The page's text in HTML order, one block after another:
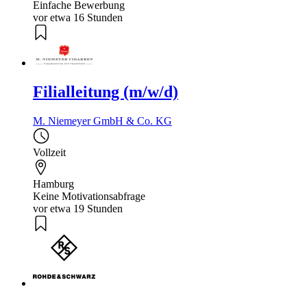
Einfache Bewerbung
vor etwa 16 Stunden
Filialleitung (m/w/d)
M. Niemeyer GmbH & Co. KG
Vollzeit
Hamburg
Keine Motivationsabfrage
vor etwa 19 Stunden